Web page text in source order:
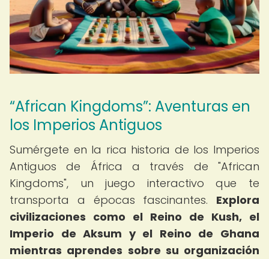
“African Kingdoms”: Aventuras en
los Imperios Antiguos
Sumérgete en la rica historia de los Imperios
Antiguos de África a través de "African
Kingdoms", un juego interactivo que te
transporta a épocas fascinantes. Explora
civilizaciones como el Reino de Kush, el
Imperio de Aksum y el Reino de Ghana
mientras aprendes sobre su organización